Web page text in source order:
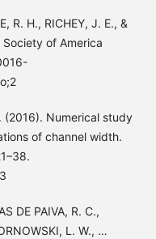
R. H., RICHEY, J. E., &
Society of America
(2016). Numerical study
of channel width.
DE PAIVA, R. C.,
L. W., …